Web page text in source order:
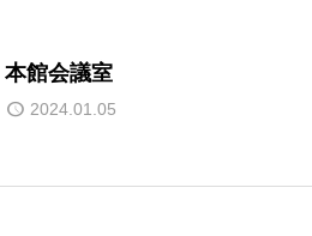
本館会議室
2024.01.05